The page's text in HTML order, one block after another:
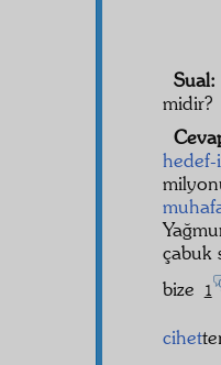
midir?
hedef-
çabuk
bize
1
cihet